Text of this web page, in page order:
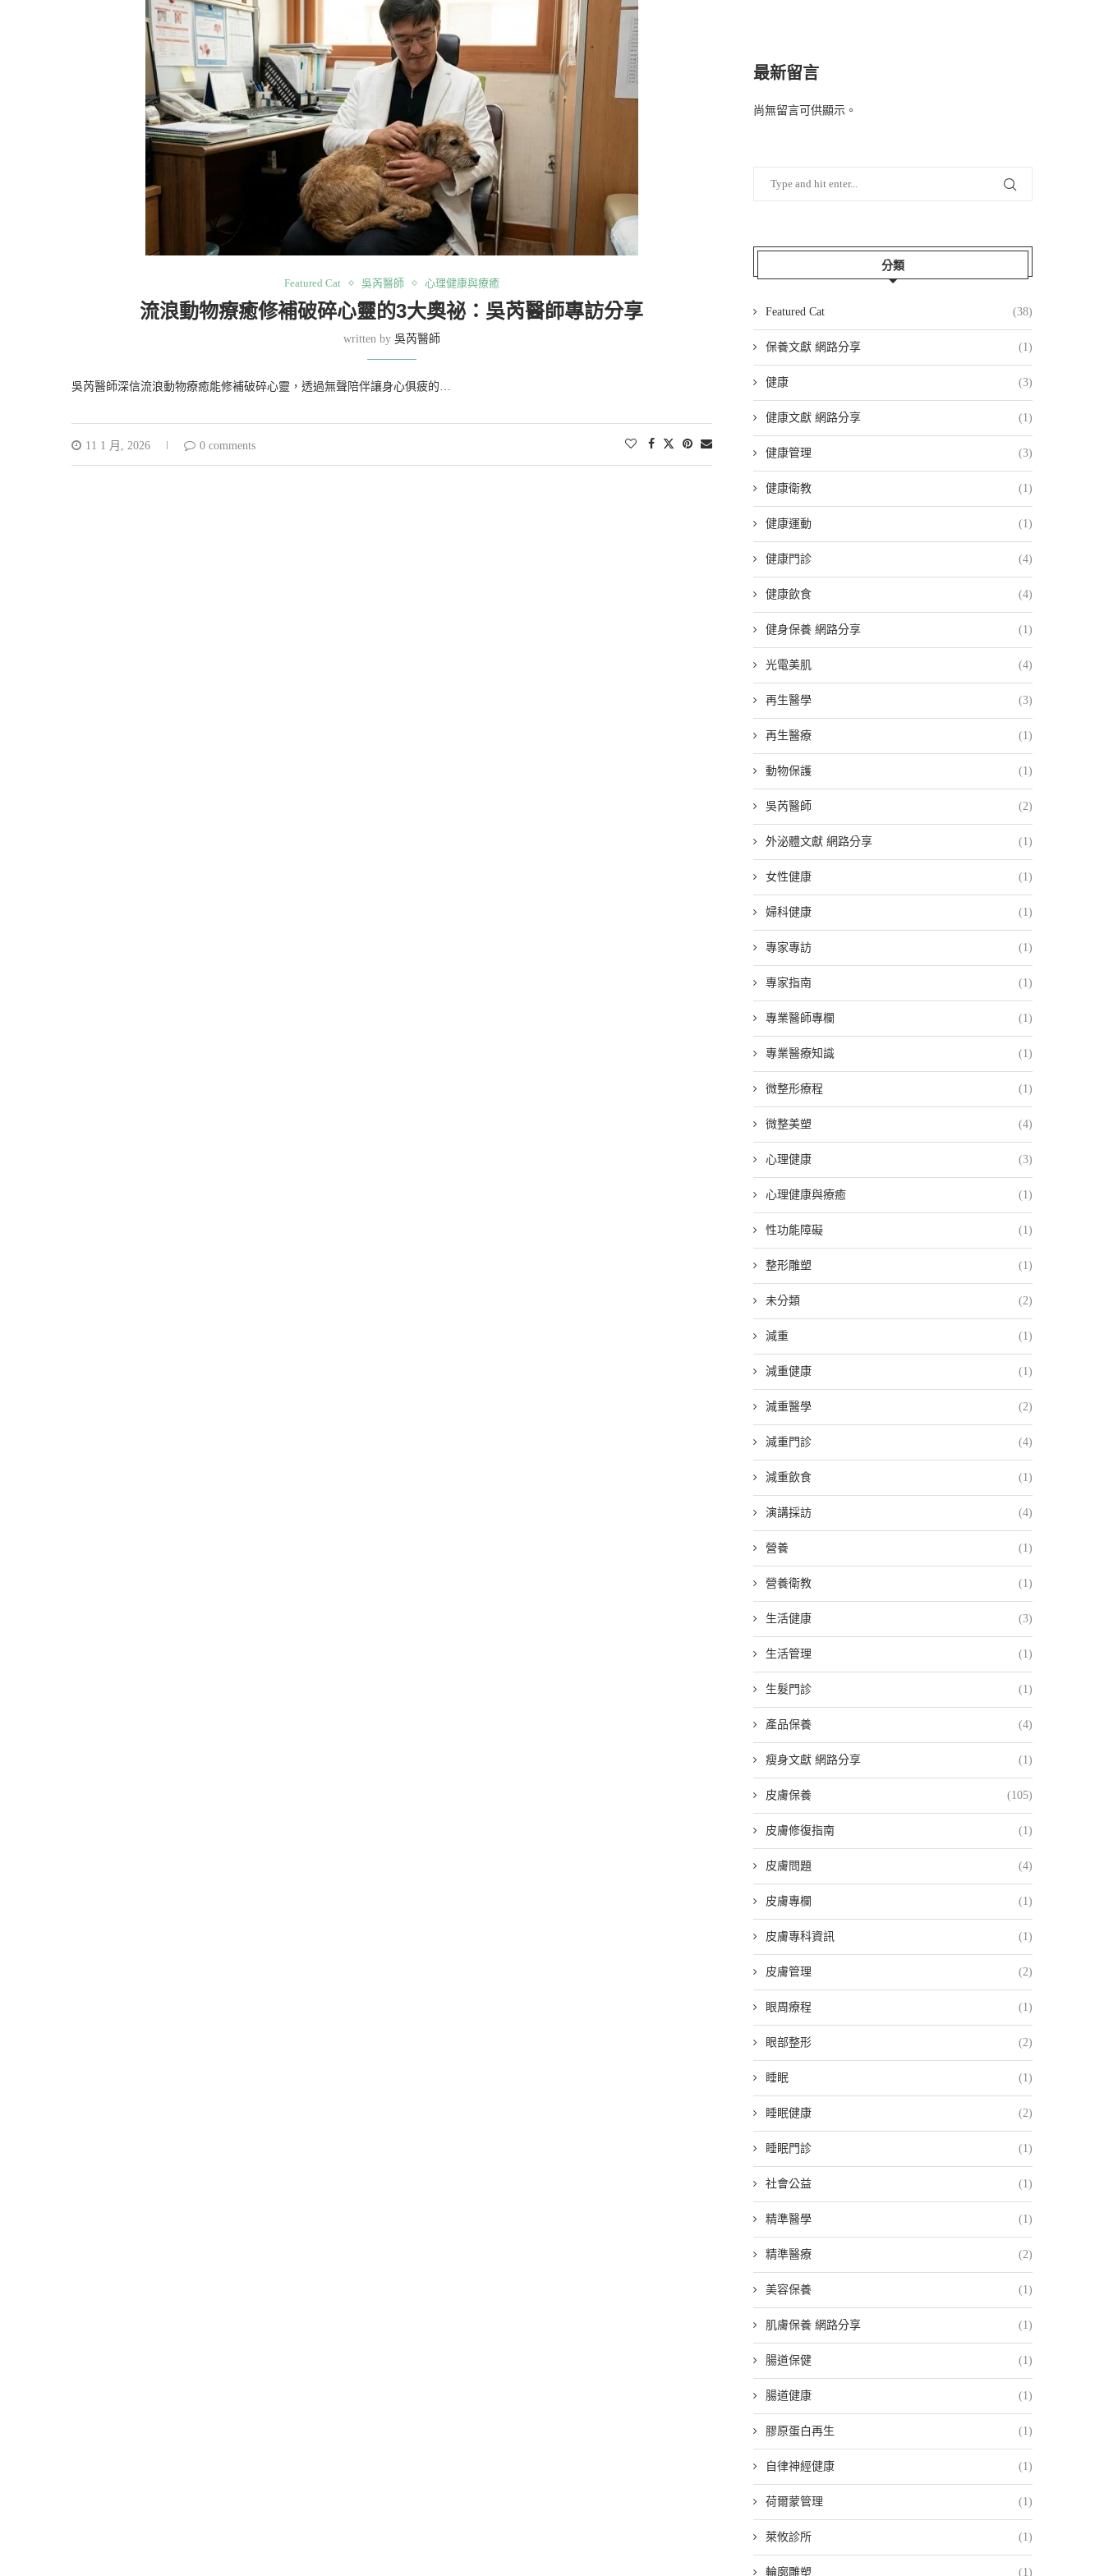
Featured Cat 吳芮醫師 心理健康與療癒
流浪動物療癒修補破碎心靈的3大奧祕：吳芮醫師專訪分享
written by 吳芮醫師
吳芮醫師深信流浪動物療癒能修補破碎心靈，透過無聲陪伴讓身心俱疲的…
11 1 月, 2026 0 comments
最新留言
尚無留言可供顯示。
分類
Featured Cat (38)
保養文獻 網路分享 (1)
健康 (3)
健康文獻 網路分享 (1)
健康管理 (3)
健康衛教 (1)
健康運動 (1)
健康門診 (4)
健康飲食 (4)
健身保養 網路分享 (1)
光電美肌 (4)
再生醫學 (3)
再生醫療 (1)
動物保護 (1)
吳芮醫師 (2)
外泌體文獻 網路分享 (1)
女性健康 (1)
婦科健康 (1)
專家專訪 (1)
專家指南 (1)
專業醫師專欄 (1)
專業醫療知識 (1)
微整形療程 (1)
微整美塑 (4)
心理健康 (3)
心理健康與療癒 (1)
性功能障礙 (1)
整形雕塑 (1)
未分類 (2)
減重 (1)
減重健康 (1)
減重醫學 (2)
減重門診 (4)
減重飲食 (1)
演講採訪 (4)
營養 (1)
營養衛教 (1)
生活健康 (3)
生活管理 (1)
生髮門診 (1)
產品保養 (4)
瘦身文獻 網路分享 (1)
皮膚保養 (105)
皮膚修復指南 (1)
皮膚問題 (4)
皮膚專欄 (1)
皮膚專科資訊 (1)
皮膚管理 (2)
眼周療程 (1)
眼部整形 (2)
睡眠 (1)
睡眠健康 (2)
睡眠門診 (1)
社會公益 (1)
精準醫學 (1)
精準醫療 (2)
美容保養 (1)
肌膚保養 網路分享 (1)
腸道保健 (1)
腸道健康 (1)
膠原蛋白再生 (1)
自律神經健康 (1)
荷爾蒙管理 (1)
萊攸診所 (1)
輪廓雕塑 (1)